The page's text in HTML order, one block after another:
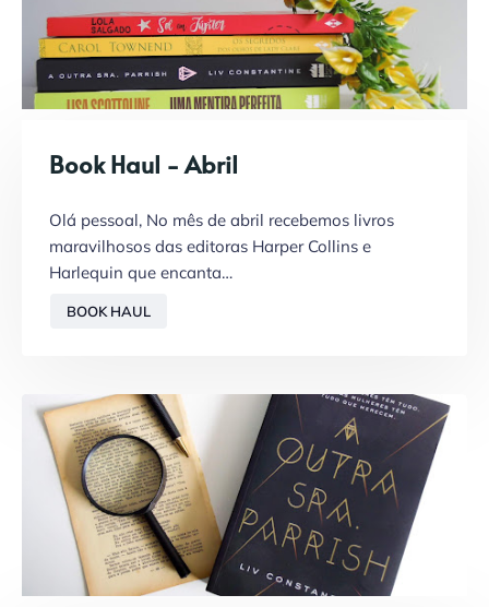
Book Haul - Abril
Olá pessoal, No mês de abril recebemos livros
maravilhosos das editoras Harper Collins e
Harlequin que encanta…
BOOK HAUL